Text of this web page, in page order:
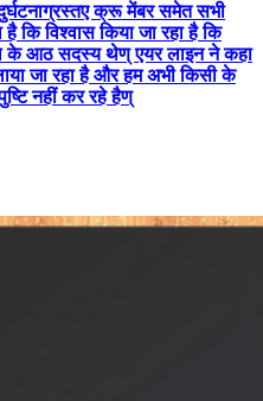
क्रू मेंबर समेत सभी
है कि विश्वास किया जा रहा है कि
के आठ सदस्य थेण् एयर लाइन ने कहा
जा रहा है और हम अभी किसी के
नहीं कर रहे हैण्